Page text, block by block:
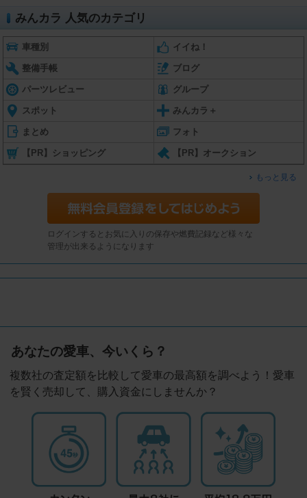
みんカラ 人気のカテゴリ
車種別 イイね！
整備手帳 ブログ
パーツレビュー グループ
スポット みんカラ＋
まとめ フォト
【PR】ショッピング 【PR】オークション
もっと見る
ログインするとお気に入りの保存や燃費記録など様々な
管理が出来るようになります
あなたの愛車、今いくら？
複数社の査定額を比較して愛車の最高額を調べよう！愛車
を賢く売却して、購入資金にしませんか？